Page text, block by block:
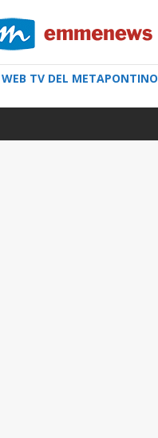
TV DEL METAPONTINO